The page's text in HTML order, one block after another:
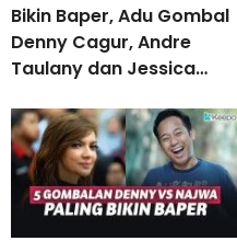
Bikin Baper, Adu Gombal
Denny Cagur, Andre
Taulany dan Jessica